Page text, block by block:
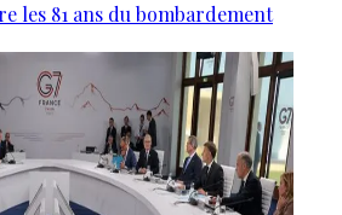
les 81 ans du bombardement